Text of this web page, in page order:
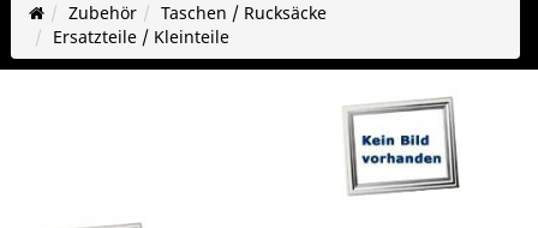
Zubehör
Taschen / Rucksäcke
Ersatzteile / Kleinteile